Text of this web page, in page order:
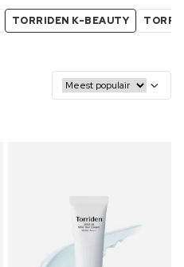
TORRIDEN K-BEAUTY